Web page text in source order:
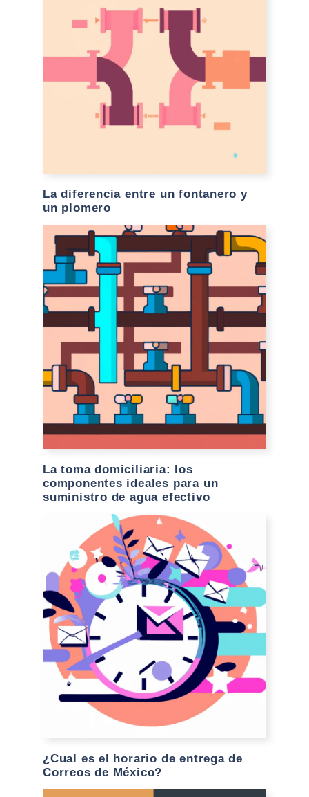
La diferencia entre un fontanero y
un plomero
La toma domiciliaria: los
componentes ideales para un
suministro de agua efectivo
¿Cual es el horario de entrega de
Correos de México?